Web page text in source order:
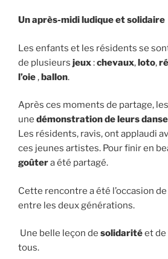
Un après-midi ludique et solidaire
Les enfants et les résidents se
de plusieurs jeux:chevaux,loto,
l’oie,ballon.
Après ces moments de partage,
une démonstration de leurs
Les résidents, ravis, ont applaudi
ces jeunes artistes. Pour finir en
goûtera été partagé.
Cette rencontre a été l’occasion de
entre les deux générations.
Une belle leçon de solidaritéet de
tous.